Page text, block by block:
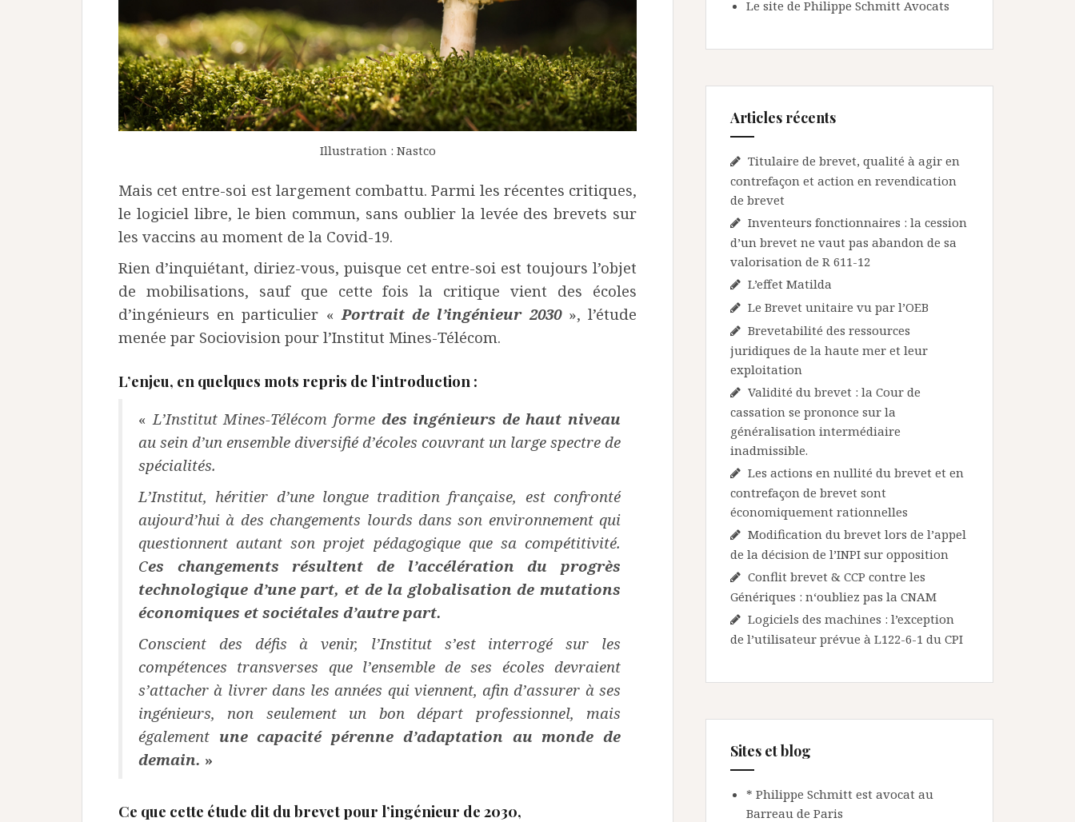
Illustration : Nastco
Mais cet entre-soi est largement combattu. Parmi les récentes critiques,
le logiciel libre, le bien commun, sans oublier la levée des brevets sur
les vaccins au moment de la Covid-19.
Rien d’inquiétant, diriez-vous, puisque cet entre-soi est toujours l’objet
de mobilisations, sauf que cette fois la critique vient des écoles
d’ingénieurs en particulier « Portrait de l’ingénieur 2030 », l’étude
menée par Sociovision pour l’Institut Mines-Télécom.
L’enjeu, en quelques mots repris de l’introduction :
« L’Institut Mines-Télécom forme des ingénieurs de haut niveau
au sein d’un ensemble diversifié d’écoles couvrant un large spectre de
spécialités.
L’Institut, héritier d’une longue tradition française, est confronté
aujourd’hui à deschangements lourds dans son environnement qui
questionnent autant son projet pédagogique que sa compétitivité.
Ces changements résultent de l’accélération du progrès
technologique d’une part, et de la globalisation de mutations
économiques et sociétales d’autre part.
Conscient des défis à venir, l’Institut s’est interrogé sur les
compétences transverses que l’ensemble de ses écoles devraient
s’attacher à livrer dans les années qui viennent,afin d’assurer à ses
ingénieurs, non seulement un bon départ professionnel, mais
également une capacité pérenne d’adaptation au monde de
demain. »
Ce que cette étude dit du brevet pour l’ingénieur de 2030,
Le site de Philippe Schmitt Avocats
Articles récents
Titulaire de brevet, qualité à agir en
contrefaçon et action en revendication
de brevet
Inventeurs fonctionnaires : la cession
d’un brevet ne vaut pas abandon de sa
valorisation de R 611-12
L’effet Matilda
Le Brevet unitaire vu par l’OEB
Brevetabilité des ressources
juridiques de la haute mer et leur
exploitation
Validité du brevet : la Cour de
cassation se prononce sur la
généralisation intermédiaire
inadmissible.
Les actions en nullité du brevet et en
contrefaçon de brevet sont
économiquement rationnelles
Modification du brevet lors de l’appel
de la décision de l’INPI sur opposition
Conflit brevet & CCP contre les
Génériques : n‘oubliez pas la CNAM
Logiciels des machines : l’exception
de l’utilisateur prévue à L122-6-1 du CPI
Sites et blog
* Philippe Schmitt est avocat au
Barreau de Paris